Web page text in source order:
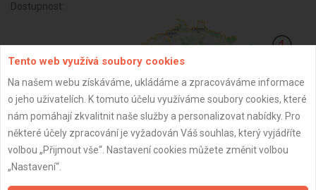
Dostupnost:
ZPĚT
Tento web využívá soubory cookies
Na našem webu získáváme, ukládáme a zpracováváme informace
o jeho uživatelích. K tomuto účelu využíváme soubory cookies, které
nám pomáhají zkvalitnit naše služby a personalizovat nabídky. Pro
některé účely zpracování je vyžadován Váš souhlas, který vyjádříte
volbou „Přijmout vše“. Nastavení cookies můžete změnit volbou
„Nastavení“.